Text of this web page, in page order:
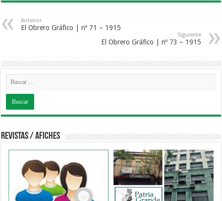
Anterior
El Obrero Gráfico | nº 71 – 1915
Siguiente
El Obrero Gráfico | nº 73 – 1915
Revistas / Afiches